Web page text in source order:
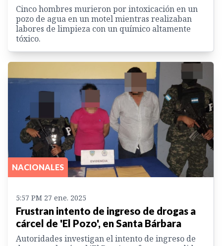
Cinco hombres murieron por intoxicación en un
pozo de agua en un motel mientras realizaban
labores de limpieza con un químico altamente
tóxico.
NACIONALES
5:57 PM 27 ene. 2025
Frustran intento de ingreso de drogas a
cárcel de 'El Pozo', en Santa Bárbara
Autoridades investigan el intento de ingreso de